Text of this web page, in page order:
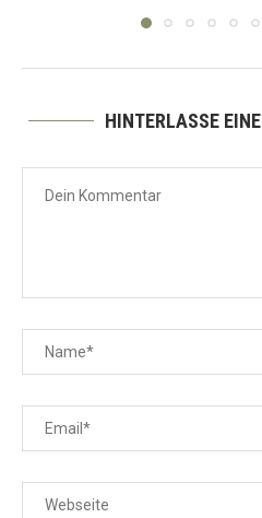
HINTERLASSE